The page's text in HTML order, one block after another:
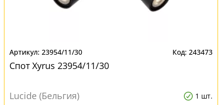
23954/11/30 243473
Спот Xyrus 23954/11/30
Lucide (Бельгия) 1 шт.